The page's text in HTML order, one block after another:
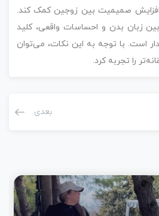
صمیمیت بین زوجین کمک کند.
زبان بدن و احساسات واقعی، کلید
است. با توجه به این نکات، می‌توان
را تجربه کرد.
بعدی